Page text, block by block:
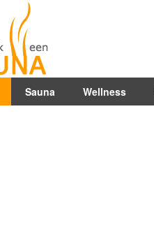
Sauna Wellness